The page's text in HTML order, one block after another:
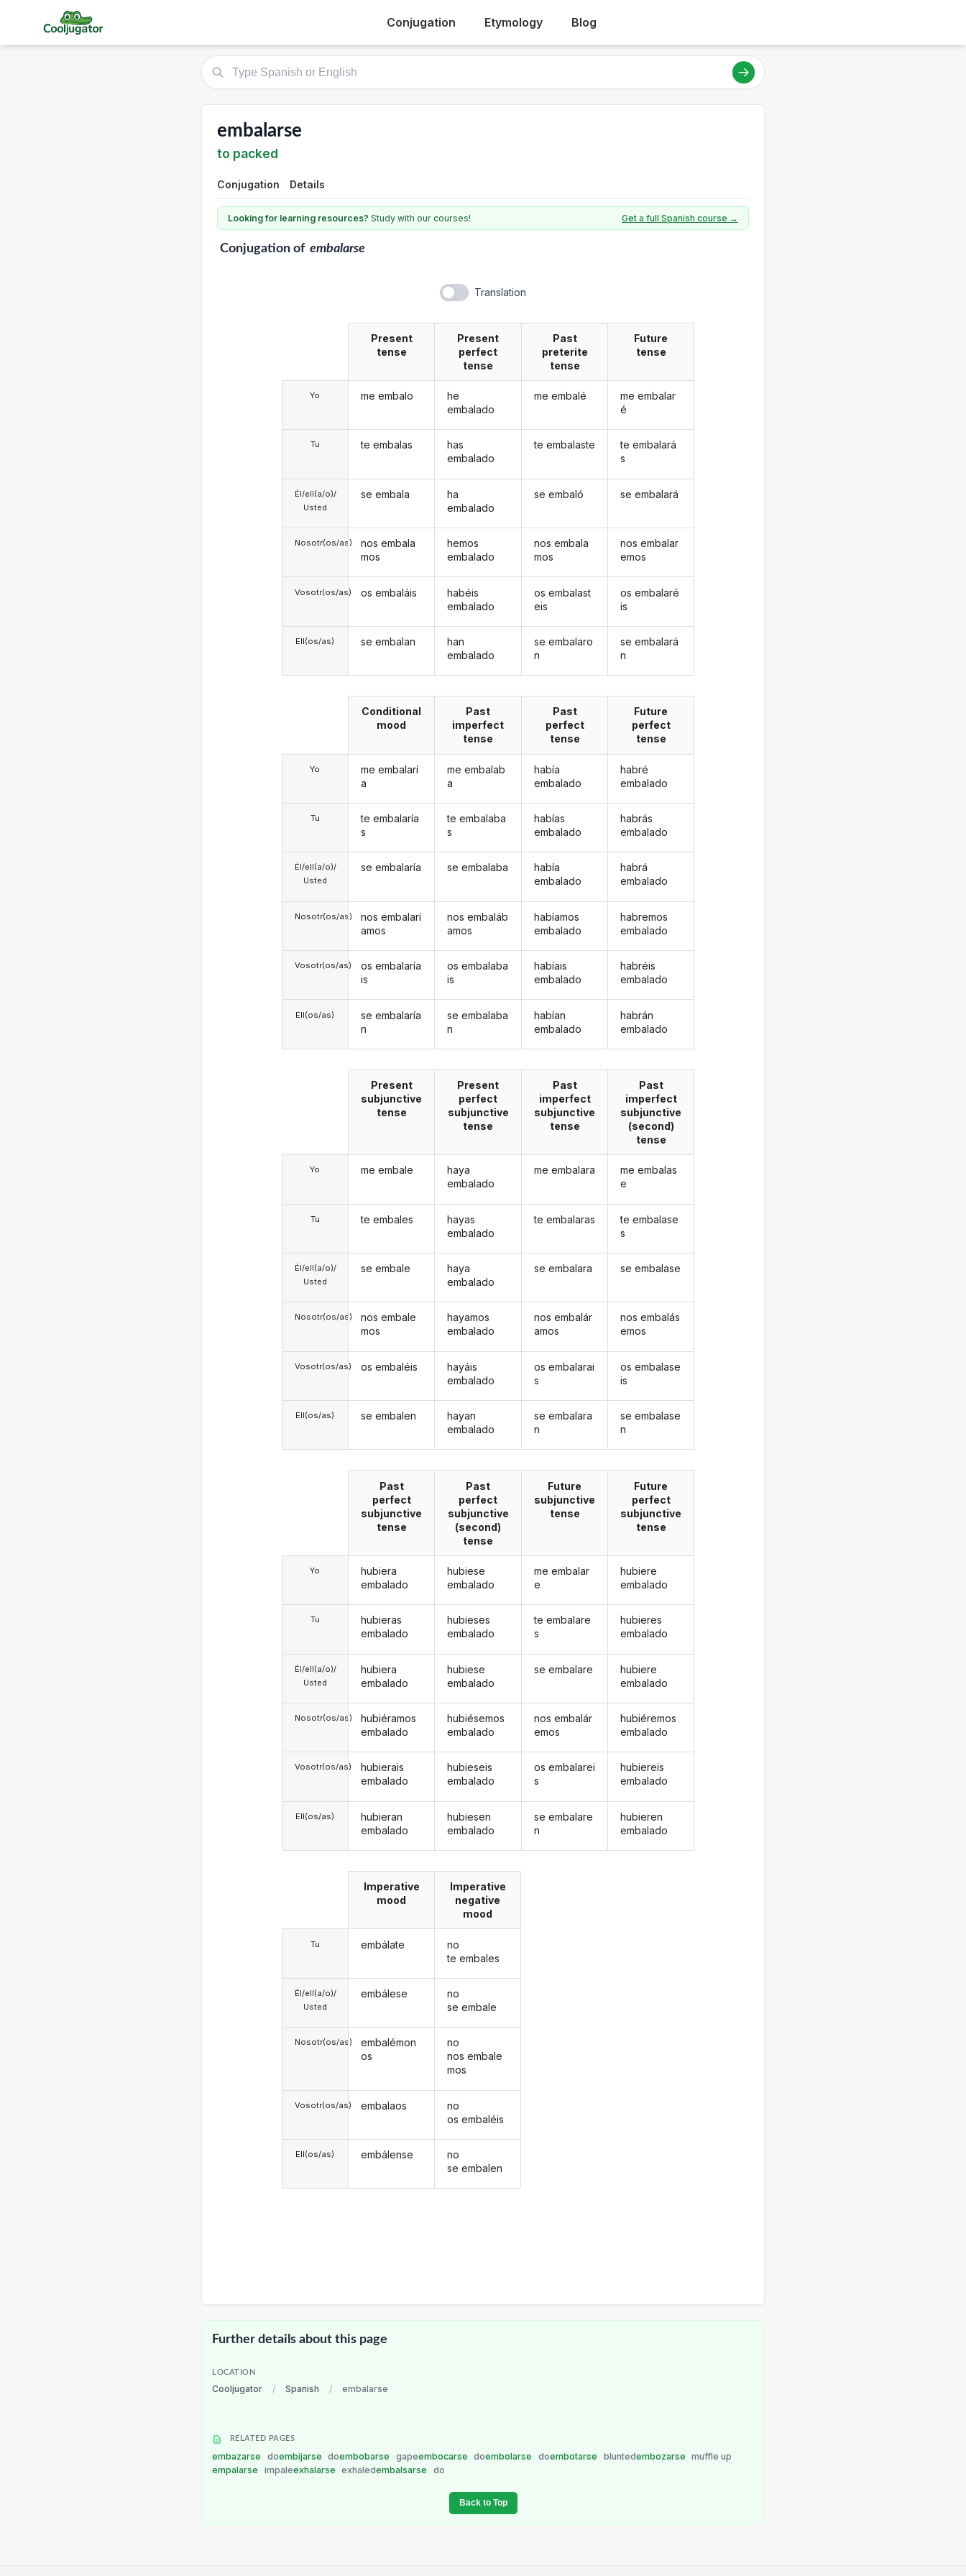
Conjugation Etymology Blog
embalarse
to packed
Conjugation Details
Looking for learning resources? Study with our courses! Get a full Spanish course →
Conjugationof embalarse
Translation
Yo
Tu
Él/ell(a/o)/
Usted
Nosotr(os/as)
Vosotr(os/as)
Ell(os/as)
Present
tense
me embalo
te embalas
se embala
nos embala
mos
os embaláis
se embalan
Present
perfect
tense
he
embalado
has
embalado
ha
embalado
hemos
embalado
habéis
embalado
han
embalado
Past
preterite
tense
me embalé
te embalaste
se embaló
nos embala
mos
os embalast
eis
se embalaro
n
Future
tense
me embalar
é
te embalará
s
se embalará
nos embalar
emos
os embalaré
is
se embalará
n
Yo
Tu
Él/ell(a/o)/
Usted
Nosotr(os/as)
Vosotr(os/as)
Ell(os/as)
Conditional
mood
me embalarí
a
te embalaría
s
se embalaría
nos embalarí
amos
os embalaría
is
se embalaría
n
Past
imperfect
tense
me embalab
a
te embalaba
s
se embalaba
nos embaláb
amos
os embalaba
is
se embalaba
n
Past
perfect
tense
había
embalado
habías
embalado
había
embalado
habíamos
embalado
habíais
embalado
habían
embalado
Future
perfect
tense
habré
embalado
habrás
embalado
habrá
embalado
habremos
embalado
habréis
embalado
habrán
embalado
Yo
Tu
Él/ell(a/o)/
Usted
Nosotr(os/as)
Vosotr(os/as)
Ell(os/as)
Present
subjunctive
tense
me embale
te embales
se embale
nos embale
mos
os embaléis
se embalen
Present
perfect
subjunctive
tense
haya
embalado
hayas
embalado
haya
embalado
hayamos
embalado
hayáis
embalado
hayan
embalado
Past
imperfect
subjunctive
tense
me embalara
te embalaras
se embalara
nos embalár
amos
os embalarai
s
se embalara
n
Past
imperfect
subjunctive
(second)
tense
me embalas
e
te embalase
s
se embalase
nos embalás
emos
os embalase
is
se embalase
n
Yo
Tu
Él/ell(a/o)/
Usted
Nosotr(os/as)
Vosotr(os/as)
Ell(os/as)
Past
perfect
subjunctive
tense
hubiera
embalado
hubieras
embalado
hubiera
embalado
hubiéramos
embalado
hubierais
embalado
hubieran
embalado
Past
perfect
subjunctive
(second)
tense
hubiese
embalado
hubieses
embalado
hubiese
embalado
hubiésemos
embalado
hubieseis
embalado
hubiesen
embalado
Future
subjunctive
tense
me embalar
e
te embalare
s
se embalare
nos embalár
emos
os embalarei
s
se embalare
n
Future
perfect
subjunctive
tense
hubiere
embalado
hubieres
embalado
hubiere
embalado
hubiéremos
embalado
hubiereis
embalado
hubieren
embalado
Tu
Él/ell(a/o)/
Usted
Nosotr(os/as)
Vosotr(os/as)
Ell(os/as)
Imperative
mood
embálate
embálese
embalémon
os
embalaos
embálense
Imperative
negative
mood
no
te embales
no
se embale
no
nos embale
mos
no
os embaléis
no
se embalen
Further details about this page
LOCATION
Cooljugator / Spanish / embalarse
RELATED PAGES
embazarse doembijarse doembobarse gapeembocarse doembolarse doembotarse bluntedembozarse
muffle up
empalarse
impaleexhalarse exhaledembalsarse do
Back to Top